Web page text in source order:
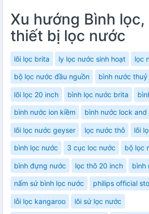
Xu hướng Bình lọc,
thiết bị lọc nước
lõi lọc brita ly lọc nước sinh hoạt lọc
bộ lọc nước đầu nguồn bình nước thuỷ
lõi lọc 20 inch bình lọc nước brita
bình nước ion kiềm bình nước lock and
lõi lọc nước geyser lọc nước thô lõi
bình lọc nước 3 cục loc nước bộ lọc
bình đựng nước lọc thô 20 inch bình
nấm sứ bình lọc nước philips official
lỗi lọc kangaroo lõi sứ lọc nước